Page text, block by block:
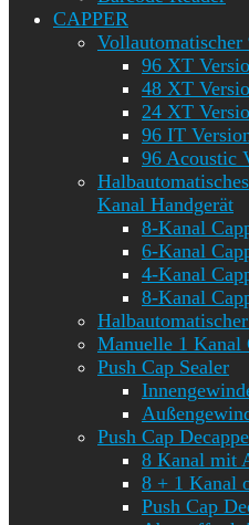
CAPPER
96 XT
48 XT
24 XT
96 IT
96 Acoustic
Kanal Handgerät
8-Kanal
6-Kanal
4-Kanal
8-Kanal
Manuelle 1 Kanal
Push Cap Sealer
Push Cap
8 Kanal mit
8 + 1 Kanal
Push Cap